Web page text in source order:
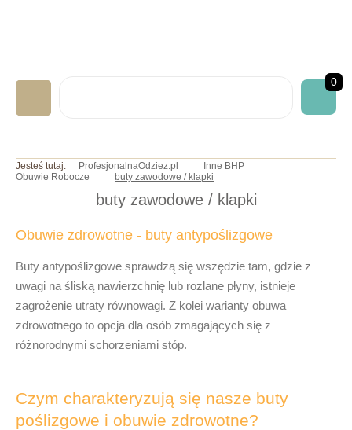
0
GASTRONOMICZNA
MEDYCZNA
ART. JEDNORAZOWE
NADRUKI/HAFTY
INNE BHP
OKAZJE/PROMOCJE
INFO
Jesteś tutaj: ProfesjonalnaOdziez.pl
Inne BHP
Obuwie Robocze
buty zawodowe / klapki
buty zawodowe / klapki
Obuwie zdrowotne - buty antypoślizgowe
Buty antypoślizgowe sprawdzą się wszędzie tam, gdzie z
uwagi na śliską nawierzchnię lub rozlane płyny, istnieje
zagrożenie utraty równowagi. Z kolei warianty obuwa
zdrowotnego to opcja dla osób zmagających się z
różnorodnymi schorzeniami stóp.
Czym charakteryzują się nasze buty
poślizgowe i obuwie zdrowotne?